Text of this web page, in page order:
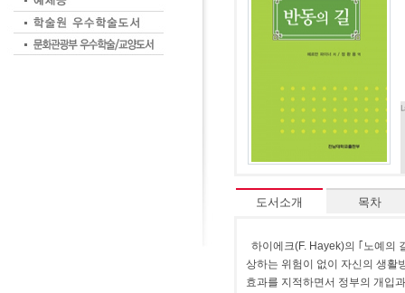
도서소개 목차
하이에크(F. Hayek)의 ｢노예의
상하는 위험이 없이 자신의 생활
효과를 지적하면서 정부의 개입